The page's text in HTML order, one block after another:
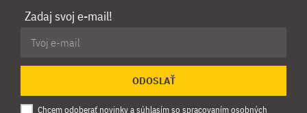
Zadaj svoj e-mail!
ODOSLAŤ
Chcem odoberať novinky a súhlasím so spracovaním osobných